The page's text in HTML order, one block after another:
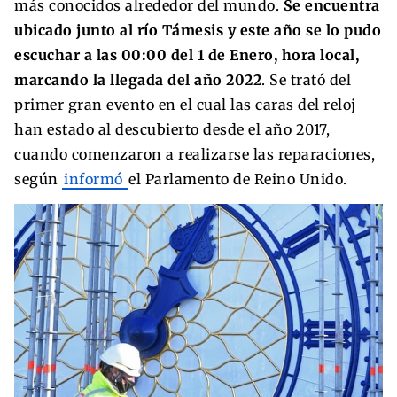
más conocidos alrededor del mundo. Se encuentra
ubicado junto al río Támesis y este año se lo pudo
escuchar a las 00:00 del 1 de Enero, hora local,
marcando la llegada del año 2022. Se trató del
primer gran evento en el cual las caras del reloj
han estado al descubierto desde el año 2017,
cuando comenzaron a realizarse las reparaciones,
según informó el Parlamento de Reino Unido.